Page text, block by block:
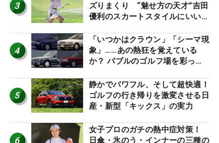
3
ズりまくり “魅せ方の天才”吉田
優利のスカートスタイルにいい
4
「いつかはクラウン」「シーマ現
象」……あの熱狂を覚えている
か？ バブルのゴルフ場を彩った
5
静かでパワフル、そして超快適！
ゴルフの行き帰りを激変させる日
産・新型「キックス」の実力
6
女子プロのガチの熱中症対策！
日傘・氷のう・インナーの三種の